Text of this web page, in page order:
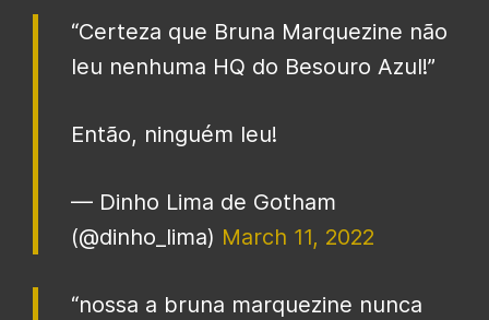
“Certeza que Bruna Marquezine não
leu nenhuma HQ do Besouro Azul!”
Então, ninguém leu!
— Dinho Lima de Gotham
(@dinho_lima) March 11, 2022
“nossa a bruna marquezine nunca